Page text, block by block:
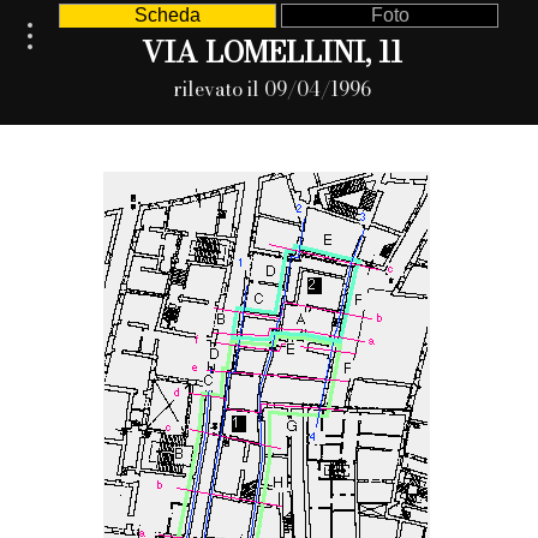
Scheda Foto
VIA LOMELLINI, 11
rilevato il 09/04/1996